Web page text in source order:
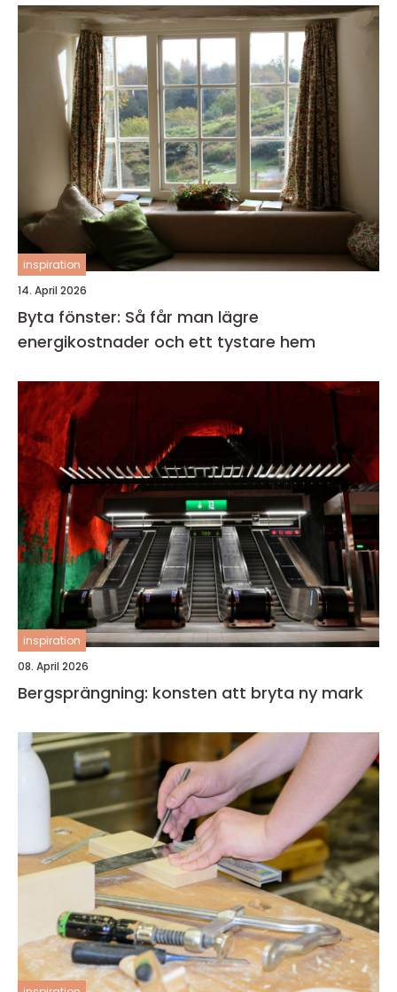
inspiration
14. April 2026
Byta fönster: Så får man lägre
energikostnader och ett tystare hem
inspiration
08. April 2026
Bergsprängning: konsten att bryta ny mark